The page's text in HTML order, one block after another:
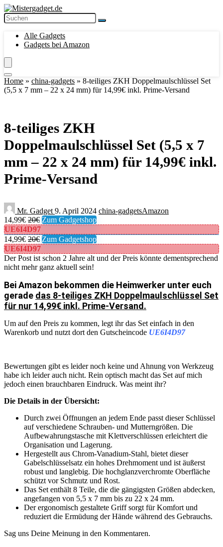
Alle Gadgets
Gadgets bei Amazon
Home » china-gadgets » 8-teiliges ZKH Doppelmaulschlüssel Set
(5,5 x 7 mm – 22 x 24 mm) für 14,99€ inkl. Prime-Versand
8-teiliges ZKH
Doppelmaulschlüssel Set (5,5 x 7
mm – 22 x 24 mm) für 14,99€ inkl.
Prime-Versand
Mr. Gadget 9. April 2024 china-gadgetsAmazon
14,99€ 20€ Zum Gadgetshop
UE6I4D97
14,99€ 20€ Zum Gadgetshop
UE6I4D97
Der Post ist schon 2 Jahre alt und der Preis könnte dementsprechend
nicht mehr ganz aktuell sein!
Bei Amazon bekommen die Heimwerker unter euch
gerade das 8-teiliges ZKH Doppelmaulschlüssel Set
für nur 14,99€ inkl. Prime-Versand.
Um auf den Preis zu kommen, legt ihr das Set einfach in den
Warenkorb und nutzt dort den Gutscheincode UE6I4D97
Bewertungen gibt es leider noch keine und Ahnung von Werkzeug
habe ich leider auch nicht. Rein optisch macht das Set auf mich
jedoch einen brauchbaren Eindruck. Was meint ihr?
Die Details in der Übersicht:
Durch zwei Öffnungen an jedem Ende passt dieser Schlüssel
auf verschiedene Schrauben- und Mutterngrößen. Die
Aufbewahrungstasche mit Klettverschlüssen erleichtert die
Organisation und Lagerung.
Hergestellt aus Chrom-Vanadium-Stahl, bietet dieser
Gabelschlüsselsatz ein hohes Drehmoment und ist äußerst
robust und langlebig. Die hochglanzverchromte Oberfläche
schützt vor Schmutz und Rost.
Das Set enthält 8 Teile, die die gängigsten Größen abdecken,
angefangen von 5,5 x 7 mm bis zu 22 x 24 mm.
Der ergonomisch gestaltete Griff sorgt für Komfort und
reduziert die Ermüdung der Hände während des Gebrauchs.
Sag uns Deine Meinung in den Kommentaren.